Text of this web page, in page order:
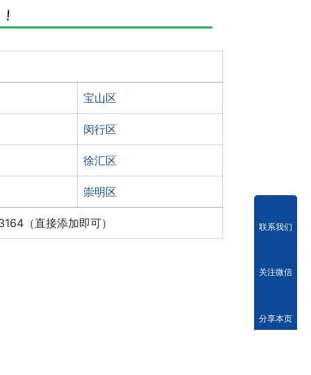
宝山区
闵行区
徐汇区
崇明区
（直接添加即可） 联系我们
关注微信
分享本页